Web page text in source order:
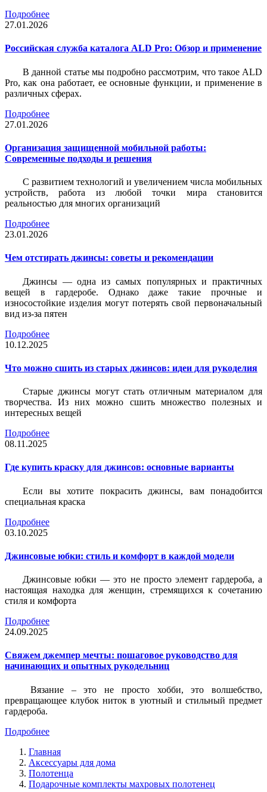
Подробнее
27.01.2026
Российская служба каталога ALD Pro: Обзор и применение
В данной статье мы подробно рассмотрим, что такое ALD
Pro, как она работает, ее основные функции, и применение в
различных сферах.
Подробнее
27.01.2026
Организация защищенной мобильной работы:
Современные подходы и решения
С развитием технологий и увеличением числа мобильных
устройств, работа из любой точки мира становится
реальностью для многих организаций
Подробнее
23.01.2026
Чем отстирать джинсы: советы и рекомендации
Джинсы — одна из самых популярных и практичных
вещей в гардеробе. Однако даже такие прочные и
износостойкие изделия могут потерять свой первоначальный
вид из-за пятен
Подробнее
10.12.2025
Что можно сшить из старых джинсов: идеи для рукоделия
Старые джинсы могут стать отличным материалом для
творчества. Из них можно сшить множество полезных и
интересных вещей
Подробнее
08.11.2025
Где купить краску для джинсов: основные варианты
Если вы хотите покрасить джинсы, вам понадобится
специальная краска
Подробнее
03.10.2025
Джинсовые юбки: стиль и комфорт в каждой модели
Джинсовые юбки — это не просто элемент гардероба, а
настоящая находка для женщин, стремящихся к сочетанию
стиля и комфорта
Подробнее
24.09.2025
Свяжем джемпер мечты: пошаговое руководство для
начинающих и опытных рукодельниц
Вязание – это не просто хобби, это волшебство,
превращающее клубок ниток в уютный и стильный предмет
гардероба.
Подробнее
Главная
Аксессуары для дома
Полотенца
Подарочные комплекты махровых полотенец